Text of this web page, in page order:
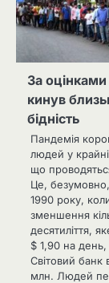
За
кинув
бідність
Пандемія
людей у
що
Це, безумовно,
1990 року,
зменшення
десятиліття,
$ 1,90 на
Світовий
млн. Людей